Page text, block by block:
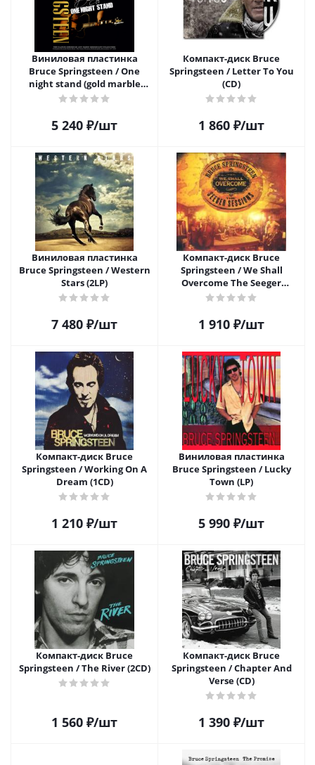
Виниловая пластинка
Bruce Springsteen / One
night stand (gold marble
vinyl) (1LP)
5 240 ₽/шт
Компакт-диск Bruce
Springsteen / Letter To You
(CD)
1 860 ₽/шт
Виниловая пластинка
Bruce Springsteen / Western
Stars (2LP)
7 480 ₽/шт
Компакт-диск Bruce
Springsteen / We Shall
Overcome The Seeger
Sessions - (2CD)
1 910 ₽/шт
Компакт-диск Bruce
Springsteen / Working On A
Dream (1CD)
1 210 ₽/шт
Виниловая пластинка
Bruce Springsteen / Lucky
Town (LP)
5 990 ₽/шт
Компакт-диск Bruce
Springsteen / The River (2CD)
1 560 ₽/шт
Компакт-диск Bruce
Springsteen / Chapter And
Verse (CD)
1 390 ₽/шт